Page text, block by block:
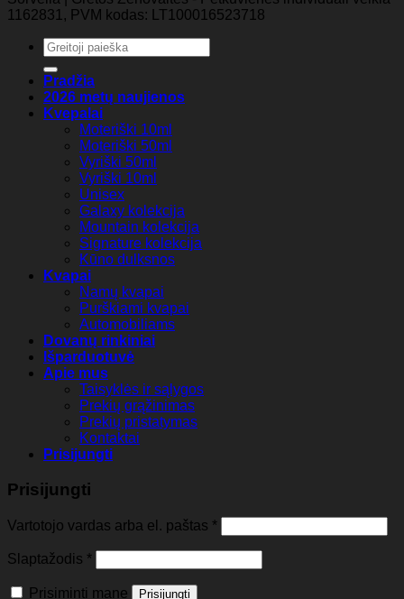
1162831, PVM kodas: LT100016523718
Ieškoti:
Pradžia
2026 metų naujienos
Kvepalai
Moteriški 10ml
Moteriški 50ml
Vyriški 50ml
Vyriški 10ml
Unisex
Galaxy kolekcija
Mountain kolekcija
Signature kolekcija
Kūno dulksnos
Kvapai
Namų kvapai
Purškiami kvapai
Automobiliams
Dovanų rinkiniai
Išparduotuvė
Apie mus
Taisyklės ir sąlygos
Prekių grąžinimas
Prekių pristatymas
Kontaktai
Prisijungti
Prisijungti
Vartotojo vardas arba el. paštas *
Slaptažodis *
Prisiminti mane Prisijungti